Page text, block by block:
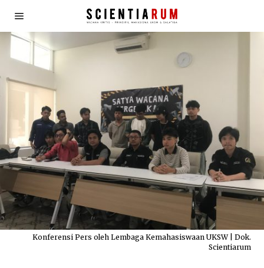
Konferensi Pers oleh Lembaga Kemahasiswaan UKSW | Dok.
Scientiarum